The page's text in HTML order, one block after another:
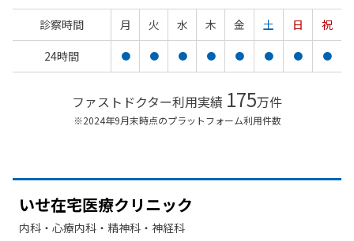
診察時間 月 火 水 木 金 土 日
祝
24時間
● ● ● ● ● ● ● ●
ファストドクター利用実績 175万件
※2024年9月末時点のプラットフォーム利用件数
いせ在宅医療クリニック
内科・​心療内科・​精神科・神経科